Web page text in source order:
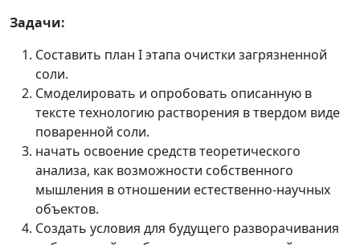
Задачи:
Составить план I этапа очистки загрязненной
соли.
Смоделировать и опробовать описанную в
тексте технологию растворения в твердом виде
поваренной соли.
начать освоение средств теоретического
анализа, как возможности собственного
мышления в отношении естественно-научных
объектов.
Создать условия для будущего разворачивания